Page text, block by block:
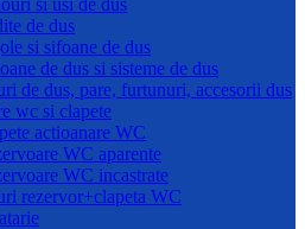
si usi de dus
de dus
si sifoane de dus
de dus si sisteme de dus
de dus, pare, furtunuri, accesorii dus
wc si clapete
actioanare WC
WC aparente
WC incastrate
rezervor+clapeta WC